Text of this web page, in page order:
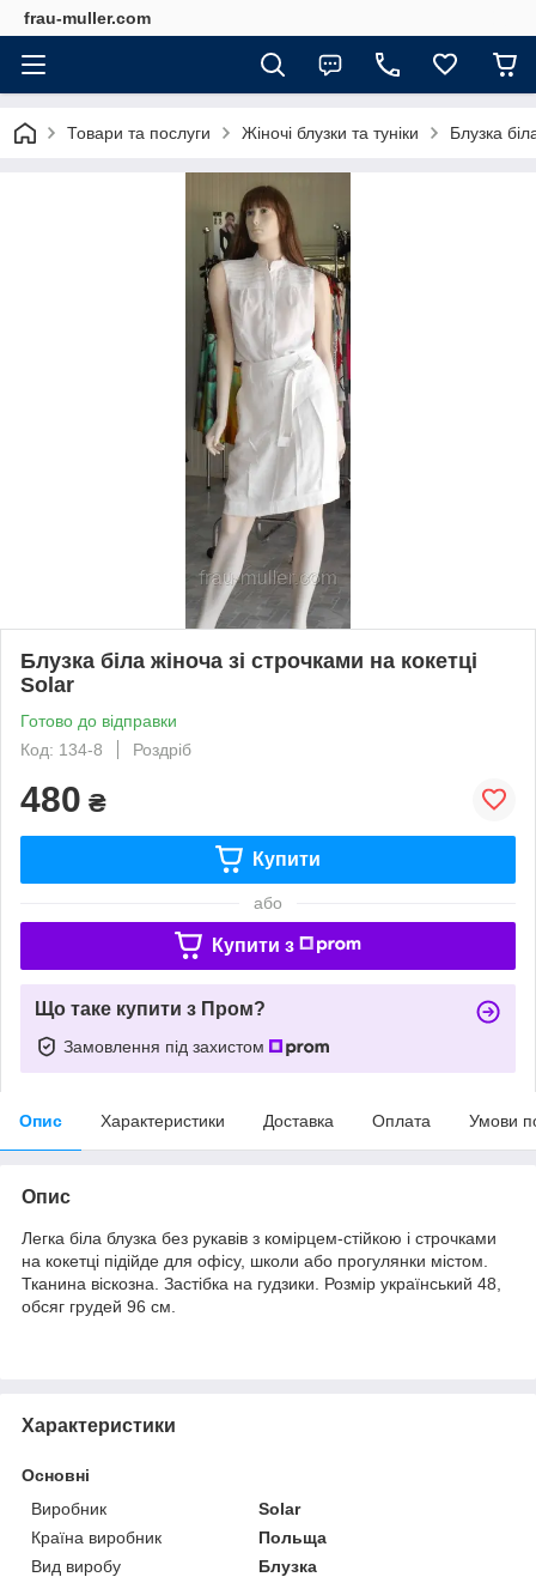
frau-muller.com
Товари та послуги Жіночі блузки та туніки Блузка
Блузка біла жіноча зі строчками на кокетці
Solar
Готово до відправки
Код: 134-8
Роздріб
480 ₴
Купити
або
Купити з
Що таке купити з Пром?
Замовлення під захистом
Опис Характеристики Доставка Оплата Умови
Опис
Легка біла блузка без рукавів з комірцем-стійкою і строчками
на кокетці підійде для офісу, школи або прогулянки містом.
Тканина віскозна. Застібка на гудзики. Розмір український 48,
обсяг грудей 96 см.
Характеристики
Основні
Виробник
Solar
Країна виробник
Польща
Вид виробу
Блузка